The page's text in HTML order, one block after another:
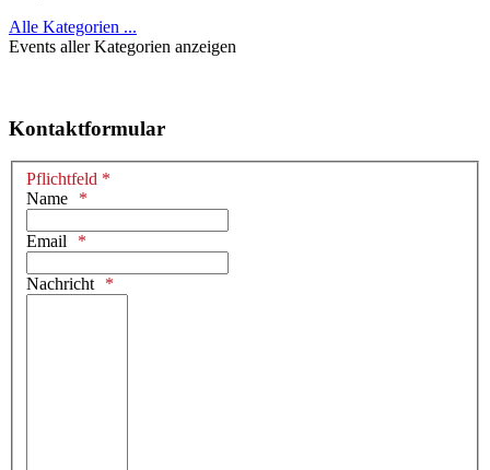
Alle Kategorien ...
Events aller Kategorien anzeigen
Kontaktformular
Pflichtfeld *
Name
Email
Nachricht